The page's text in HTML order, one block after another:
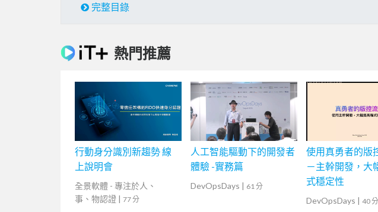
完整目錄
熱門推薦
行動身分識別新趨勢 線
上說明會
全景軟體 - 專注於人、
事、物認證 | 77 分
人工智能驅動下的開發者
體驗 -實務篇
DevOpsDays | 61 分
使用真勇者的版
－主幹開發，大
式穩定性
DevOpsDays | 40 分